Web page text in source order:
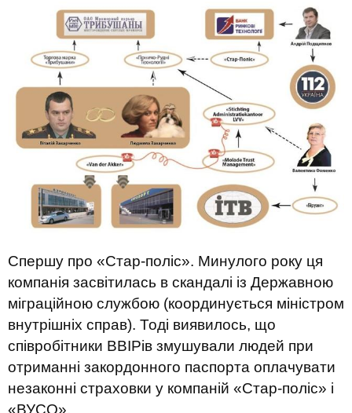
Спершу про «Стар-поліс». Минулого року ця
компанія засвітилась в скандалі із Державною
міграційною службою (координується міністром
внутрішніх справ). Тоді виявилось, що
співробітники ВВІРів змушували людей при
отриманні закордонного паспорта оплачувати
незаконні страховки у компаній «Стар-поліс» і
«ВУСО».